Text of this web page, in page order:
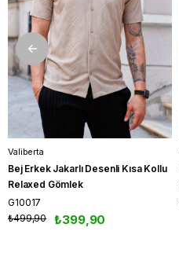
Valiberta
Bej Erkek Jakarlı Desenli Kısa Kollu
Relaxed Gömlek
G10017
₺399,90
₺499,90